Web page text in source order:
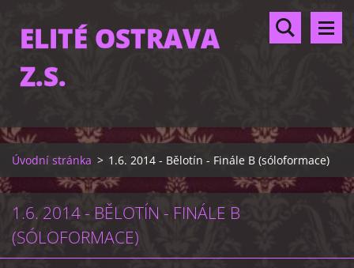
ELITÉ OSTRAVA
Z.S.
Úvodní stránka > 1.6. 2014 - Bělotín - Finále B (sóloformace)
1.6. 2014 - BĚLOTÍN - FINÁLE B
(SÓLOFORMACE)